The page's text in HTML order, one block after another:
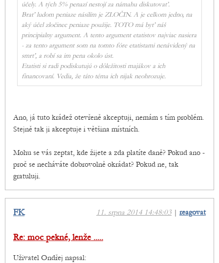
účely. A tých 5% penazí nestojí za námahu diskutovať.
Brať ludom peniaze násilím je ZLOČIN. A je celkom jedno, na
aký účel zločinec peniaze použije. TOTO má byť náš
principialny argument. A tento argument etatistov najviac nasiera
- za tento argument som na tomto fóre etatistami nenávidený na
smrť, a robí sa im pena okolo úst.
Etatisti si radi podiskutujú o dôležitosti majákov a ich
financovaní. Vedia, že táto téma ich nijak neohrozuje.
Ano, já tuto krádež otevřeně akceptuji, nemám s tím problém.
Stejně tak ji akceptuje i většina místních.
Mohu se vás zeptat, kde žijete a zda platíte daně? Pokud ano -
proč se necháváte dobrovolně okrádat? Pokud ne, tak
gratuluji.
11. srpna 2014 14:48:03 | reagovat
FK
Re: moc pekné, lenže .....
Uživatel Ondřej napsal: